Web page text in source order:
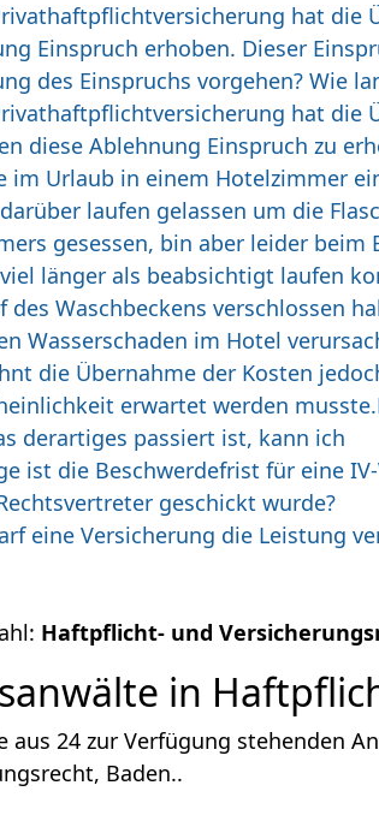
hat die
Einspruch erhoben. Dieser
des Einspruchs vorgehen? Wie
hat die
diese Ablehnung Einspruch zu
im Urlaub in einem Hotelzimmer
laufen gelassen um die
gesessen, bin aber leider beim
länger als beabsichtigt laufen
des Waschbeckens verschlossen
Wasserschaden im Hotel
die Übernahme der Kosten
erwartet werden
derartiges passiert ist, kann ich
ist die Beschwerdefrist für eine
geschickt wurde?
eine Versicherung die Leistung
Haftpflicht- und
in
aus 24 zur Verfügung stehenden
Baden..